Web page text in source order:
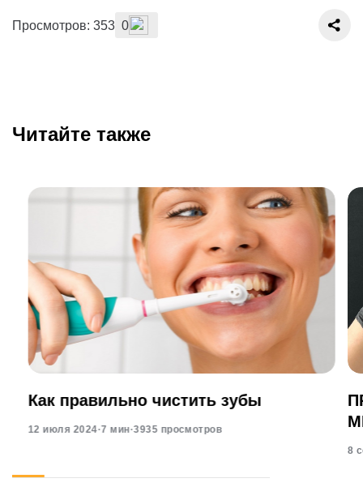
Просмотров: 353 0
Читайте также
Как правильно чистить зубы
12 июля 2024·7 мин·3935 просмотров
8